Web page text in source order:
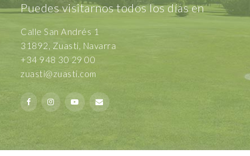
Puedes visitarnos todos los días en
Calle San Andrés 1
31892, Zuasti, Navarra
+34 948 30 29 00
zuasti@zuasti.com